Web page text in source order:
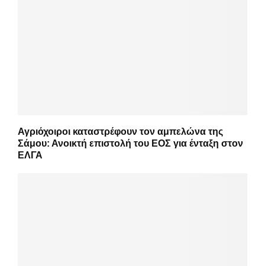
Αγριόχοιροι καταστρέφουν τον αμπελώνα της
Σάμου: Ανοικτή επιστολή του ΕΟΣ για ένταξη στον
ΕΛΓΑ